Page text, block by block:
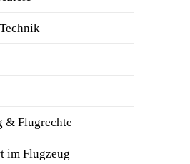
& Flugrechte
im Flugzeug